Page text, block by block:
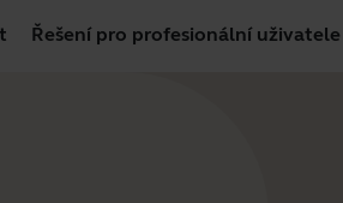
Řešení pro profesionální uživatele